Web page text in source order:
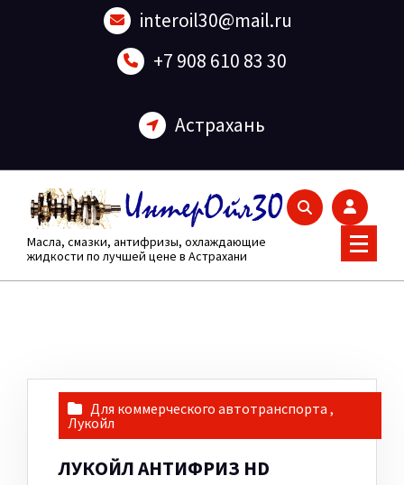
interoil30@mail.ru
+7 908 610 83 30
Астрахань
Масла, смазки, антифризы, охлаждающие
жидкости по лучшей цене в Астрахани
Для коммерческого автотранспорта ,
Лукойл
ЛУКОЙЛ АНТИФРИЗ HD